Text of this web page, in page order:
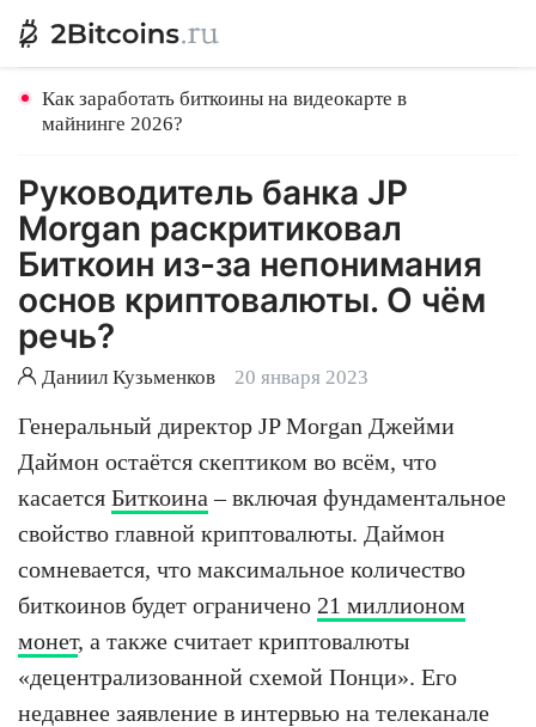
Как заработать биткоины на видеокарте в
майнинге 2026?
Руководитель банка JP
Morgan раскритиковал
Биткоин из-за непонимания
основ криптовалюты. О чём
речь?
Даниил Кузьменков 20 января 2023
Генеральный директор JP Morgan Джейми
Даймон остаётся скептиком во всём, что
касается Биткоина – включая фундаментальное
свойство главной криптовалюты. Даймон
сомневается, что максимальное количество
биткоинов будет ограничено 21 миллионом
монет, а также считает криптовалюты
«децентрализованной схемой Понци». Его
недавнее заявление в интервью на телеканале